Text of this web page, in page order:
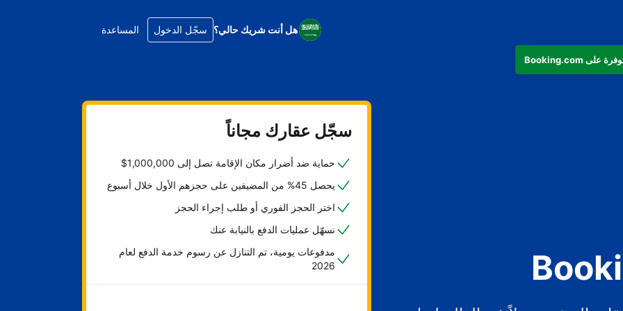
هل أنت شريك حالي؟ سجّل الدخول المساعدة
سجّل عقارك مجاناً
حماية ضد أضرار مكان الإقامة تصل إلى 1,000,000$
يحصل 45% من المضيفين على حجزهم الأول خلال أسبوع
اختر الحجز الفوري أو طلب إجراء الحجز
نسهّل عمليات الدفع بالنيابة عنك
مدفوعات يومية، تم التنازل عن رسوم خدمة الدفع لعام
2026